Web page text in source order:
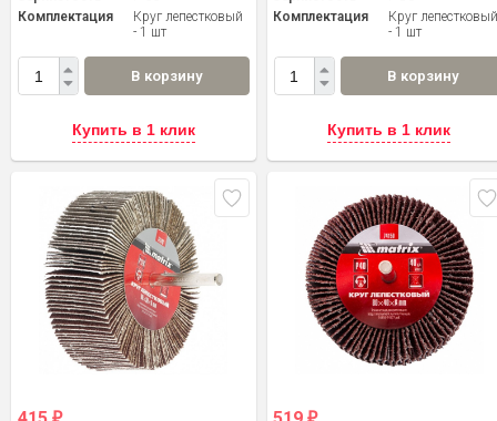
Комплектация
Круг лепестковый
- 1 шт
В корзину
Купить в 1 клик
Комплектация
Круг
- 1 шт
В корзину
Купить в 1 клик